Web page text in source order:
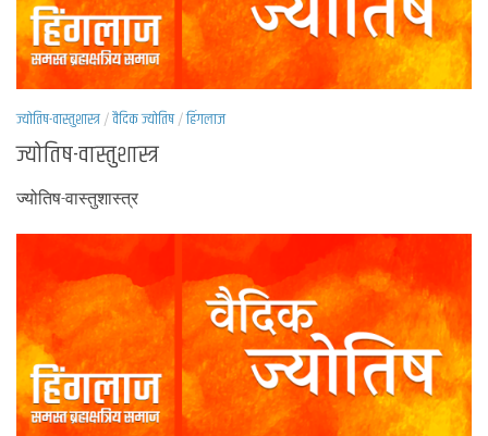
ज्योतिष-वास्तुशास्त्र/वैदिक ज्योतिष/हिंगलाज
ज्योतिष-वास्तुशास्त्र
ज्योतिष-वास्तुशास्त्र